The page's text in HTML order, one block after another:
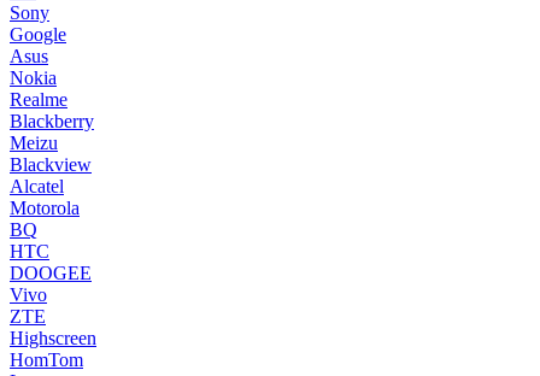
Sony
Google
Asus
Nokia
Realme
Blackberry
Meizu
Blackview
Alcatel
Motorola
BQ
HTC
DOOGEE
Vivo
ZTE
Highscreen
HomTom